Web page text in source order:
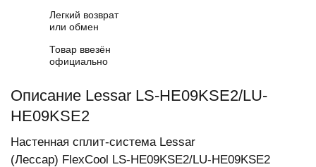
Легкий возврат
или обмен
Товар ввезён
официально
Описание Lessar LS-HE09KSE2/LU-
HE09KSE2
Настенная сплит-система Lessar
(Лессар) FlexCool LS-HE09KSE2/LU-HE09KSE2